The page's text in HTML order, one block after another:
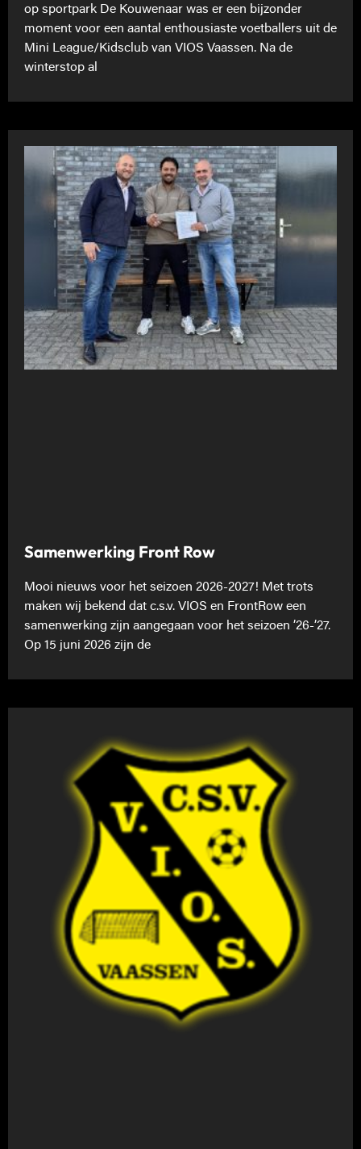
op sportpark De Kouwenaar was er een bijzonder
moment voor een aantal enthousiaste voetballers uit de
Mini League/Kidsclub van VIOS Vaassen. Na de
winterstop al
Samenwerking Front Row
Mooi nieuws voor het seizoen 2026-2027! Met trots
maken wij bekend dat c.s.v. VIOS en FrontRow een
samenwerking zijn aangegaan voor het seizoen ’26-’27.
Op 15 juni 2026 zijn de